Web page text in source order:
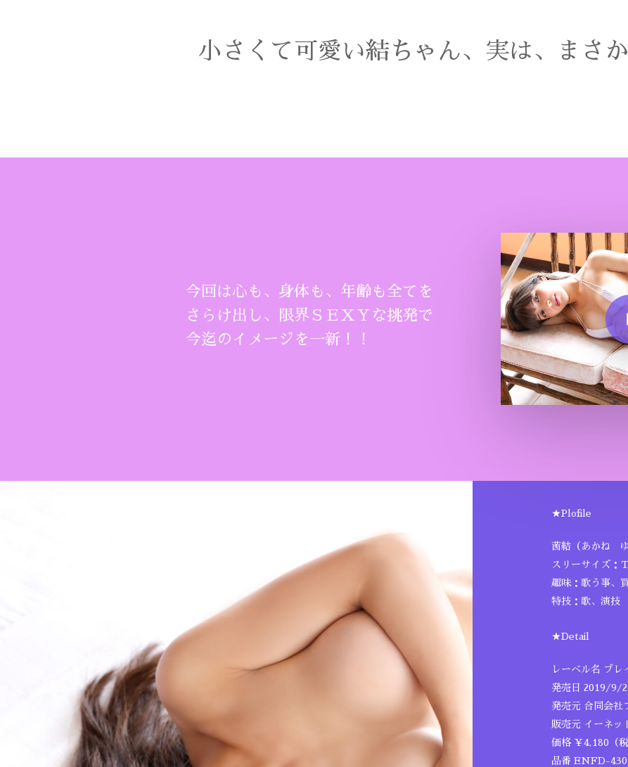
小さくて可愛い結ちゃん、実は、まさ
今回は心も、身体も、年齢も全てを
さらけ出し、限界ＳＥＸＹな挑発で
今迄のイメージを一新！！
Play
★Plofile
茜結（あかね ゆ
スリーサイズ
趣味：歌う事、
特技：歌、演技
★Detail
レーベル名 ブレ
発売日 2019/9/
発売元 合同会社
販売元 イーネッ
価格 ￥4,180（税
品番 ENFD-